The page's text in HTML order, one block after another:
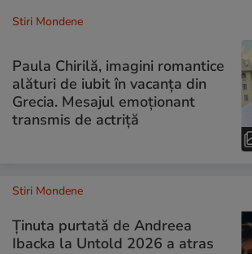
Stiri Mondene
Paula Chirilă, imagini romantice
alături de iubit în vacanța din
Grecia. Mesajul emoționant
transmis de actriță
Stiri Mondene
Ținuta purtată de Andreea
Ibacka la Untold 2026 a atras